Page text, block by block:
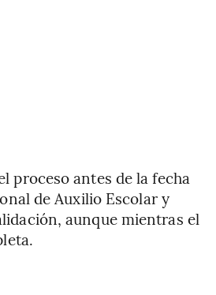
proceso antes de la fecha
de Auxilio Escolar y
aunque mientras el